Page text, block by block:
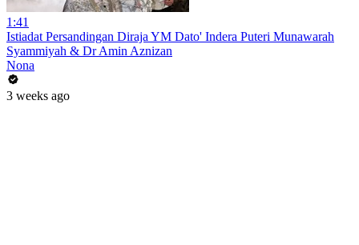
1:41
Istiadat Persandingan Diraja YM Dato' Indera Puteri Munawarah
Syammiyah & Dr Amin Aznizan
Nona
3 weeks ago